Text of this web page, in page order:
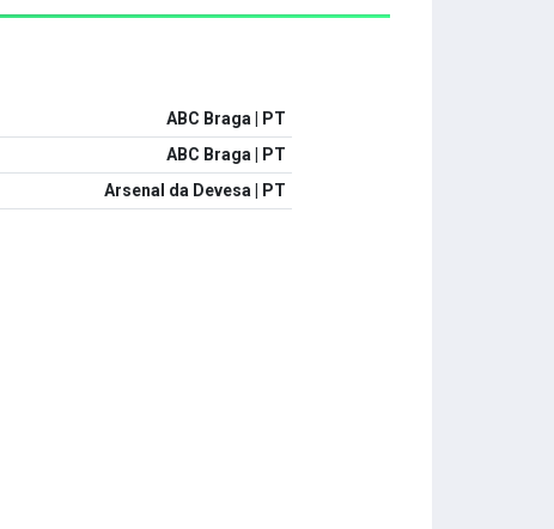
ABC Braga | PT
ABC Braga | PT
Arsenal da Devesa | PT